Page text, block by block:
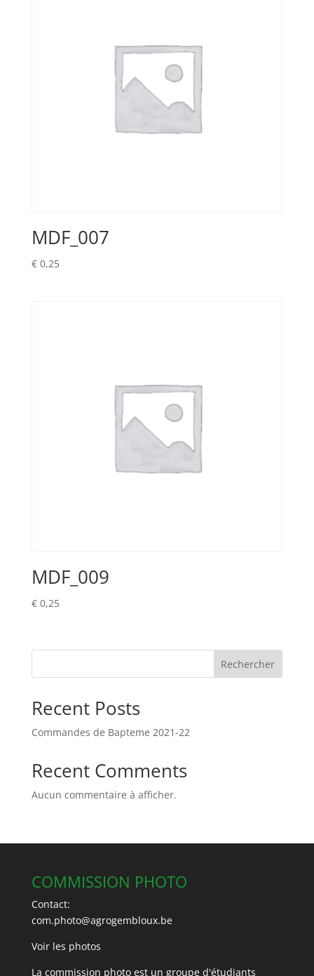
MDF_007
€0,25
MDF_009
€0,25
Rechercher
Recent Posts
Commandes de Bapteme 2021-22
Recent Comments
Aucun commentaire à afficher.
COMMISSION PHOTO
Contact:
com.photo@agrogembloux.be
Voir les photos
La commission photo est un groupe d'étudiants